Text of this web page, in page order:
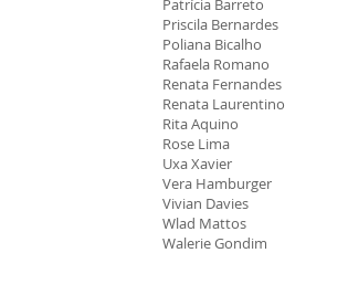
Patrícia Barreto
Priscila Bernardes
Poliana Bicalho
Rafaela Romano
Renata Fernandes
Renata Laurentino
Rita Aquino
Rose Lima
Uxa Xavier
Vera Hamburger
Vivian Davies
Wlad Mattos
Walerie Gondim